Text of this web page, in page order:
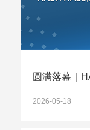
2026-05-18